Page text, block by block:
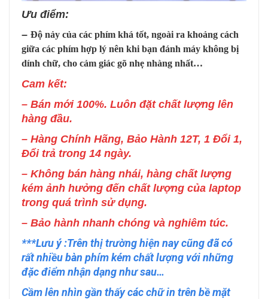
Ưu điểm:
– Độ nảy của các phím khá tốt, ngoài ra khoảng cách
giữa các phím hợp lý nên khi bạn đánh máy không bị
dính chữ, cho cảm giác gõ nhẹ nhàng nhất…
Cam kết:
– Bán mới 100%. Luôn đặt chất lượng lên
hàng đầu.
– Hàng Chính Hãng, Bảo Hành 12T, 1 Đổi 1,
Đổi trả trong 14 ngày.
– Không bán hàng nhái, hàng chất lượng
kém ảnh hưởng đến chất lượng của laptop
trong quá trình sử dụng.
– Bảo hành nhanh chóng và nghiêm túc.
***Lưu ý :Trên thị trường hiện nay cũng đã có
rất nhiều bàn phím kém chất lượng với những
đặc điểm nhận dạng như sau…
Cầm lên nhìn gần thấy các chữ in trên bề mặt